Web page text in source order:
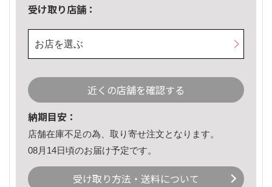
受け取り店舗：
お店を選ぶ
近くの店舗を確認する
納期目安：
店舗在庫不足の為、取り寄せ注文となります。
08月14日頃のお届け予定です。
受け取り方法・送料について